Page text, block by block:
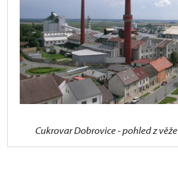
Cukrovar Dobrovice - pohled z